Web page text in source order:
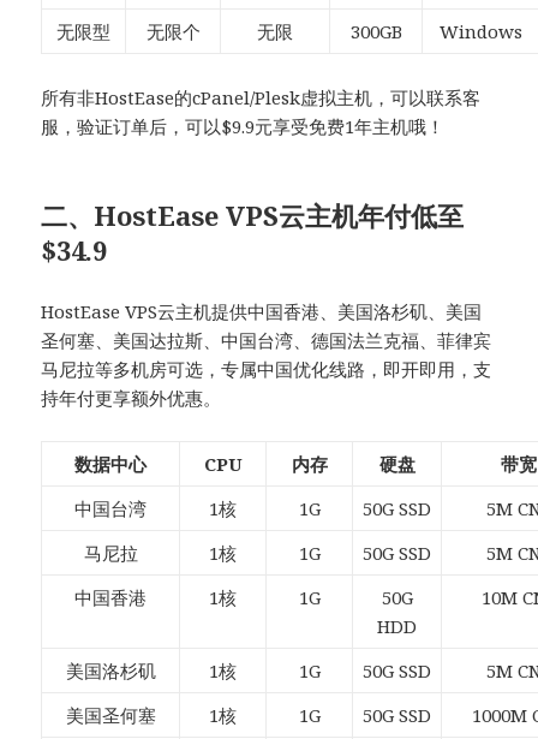
无限型
无限个 无限 300GB Windows
所有非HostEase的cPanel/Plesk虚拟主机，可以联系客
服，验证订单后，可以$9.9元享受免费1年主机哦！
二、HostEase VPS云主机年付低至
$34.9
HostEase VPS云主机提供中国香港、美国洛杉矶、美国
圣何塞、美国达拉斯、中国台湾、德国法兰克福、菲律宾
马尼拉等多机房可选，专属中国优化线路，即开即用，支
持年付更享额外优惠。
数据中心 CPU 内存 硬盘
带宽
中国台湾
1核 1G 50G SSD
5M
马尼拉
1核 1G 50G SSD
5M
中国香港
1核 1G
50G
HDD
10M
美国洛杉矶 1核 1G 50G SSD
5M
美国圣何塞
1核 1G 50G SSD
1000M